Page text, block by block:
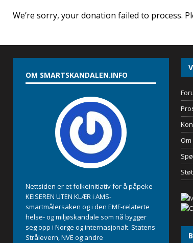
We’re sorry, your donation failed to process.
OM SMARTSKANDALEN.INFO
Nettsiden er et folkeinitiativ for å påpeke
KEISEREN UTEN KLÆR i AMS-
smartmålersaken og i den EMF-relaterte
helse- og miljøskandale som nå bygger
seg opp i Norge og internasjonalt. Statens
Strålevern, NVE og andre